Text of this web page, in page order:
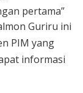
pertama”
Guriru ini
PIM yang
informasi